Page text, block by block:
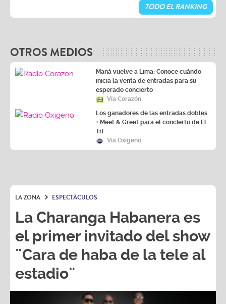
TODO EL RANKING
Maná vuelve a Lima: Conoce cuándo
inicia la venta de entradas para su
esperado concierto
Vía Corazón
Los ganadores de las entradas dobles
+ Meet & Greet para el concierto de El
Tri
La Charanga Habanera es
el primer invitado del show
¨Cara de haba de la tele al
estadio¨